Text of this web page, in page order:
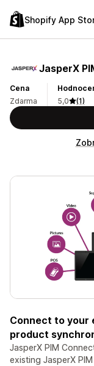
Shopify App
JasperX
Cena
Zdarma
5,0
(1)
Connect to your
product
JasperX PIM
existing JasperX